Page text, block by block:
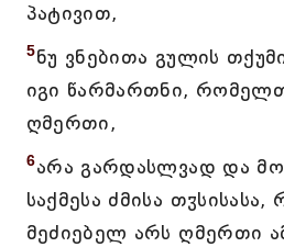
პატივით,
5ნუ ვნებითა გულის
იგი წარმართნი,
ღმერთი,
6არა გარდასლვად და
საქმესა ძმისა
მეძიებელ არს ღმერთი